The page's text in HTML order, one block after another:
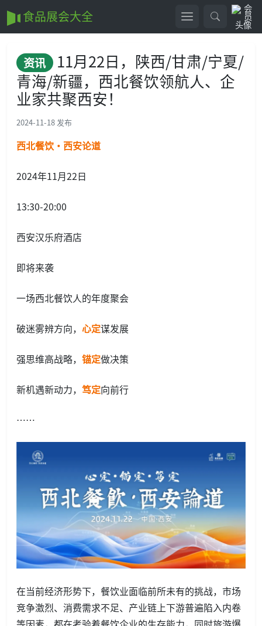
食品展会大全
资讯 11月22日，陕西/甘肃/宁夏/
青海/新疆，西北餐饮领航人、企
业家共聚西安！
2024-11-18 发布
西北餐饮·西安论道
2024年11月22日
13:30-20:00
西安汉乐府酒店
即将来袭
一场西北餐饮人的年度聚会
破迷雾辨方向， 心定谋发展
强思维高战略， 锚定做决策
新机遇新动力， 笃定向前行
……
在当前经济形势下，餐饮业面临前所未有的挑战，市场
竞争激烈、消费需求不足、产业链上下游普遍陷入内卷